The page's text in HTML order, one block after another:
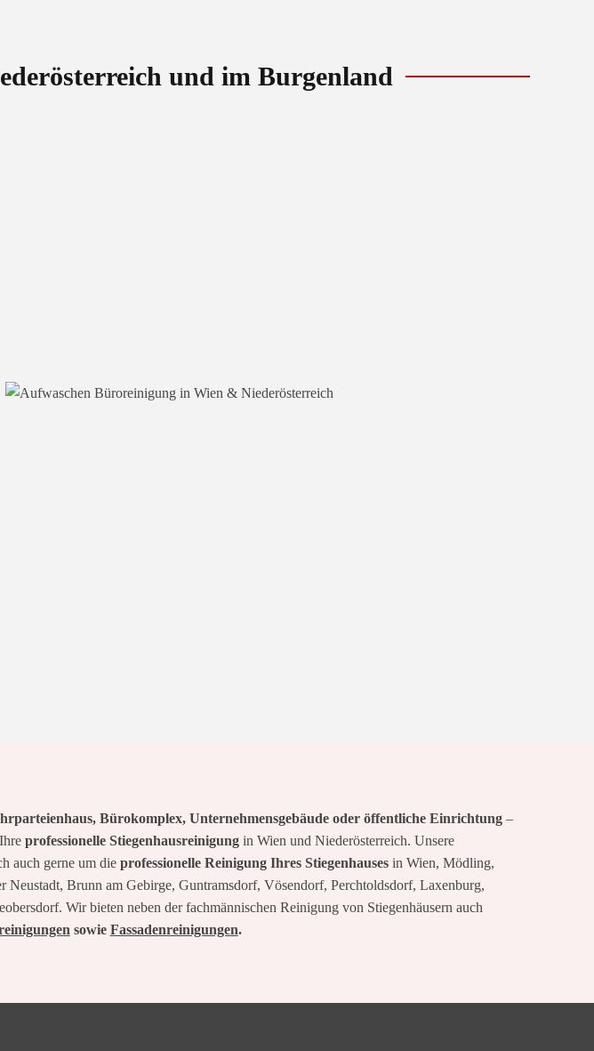
und im Burgenland
Bürokomplex, Unternehmensgebäude oder öffentliche Einrichtung–
professionelle Stiegenhausreinigungin Wien und Niederösterreich. Unsere
auch gerne um die professionelle Reinigung Ihres Stiegenhausesin Wien, Mödling,
Neustadt, Brunn am Gebirge, Guntramsdorf, Vösendorf, Perchtoldsdorf, Laxenburg,
Wir bieten neben der fachmännischen Reinigung von Stiegenhäusern auch
sowie Fassadenreinigungen.